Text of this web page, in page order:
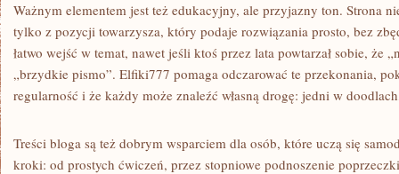
Ważnym elementem jest też edukacyjny, ale przyjazny ton. Strona
tylko z pozycji towarzysza, który podaje rozwiązania prosto, bez
łatwo wejść w temat, nawet jeśli ktoś przez lata powtarzał sobie, że
„brzydkie pismo”. Elfiki777 pomaga odczarować te przekonania,
regularność i że każdy może znaleźć własną drogę: jedni w
Treści bloga są też dobrym wsparciem dla osób, które uczą się
kroki: od prostych ćwiczeń, przez stopniowe podnoszenie